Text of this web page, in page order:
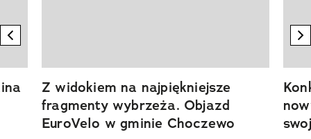
previous element
Z widokiem na najpiękniejsze
fragmenty wybrzeża. Objazd
EuroVelo w gminie Choczewo